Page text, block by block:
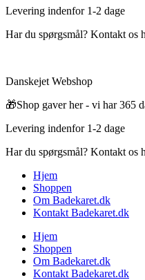
Levering indenfor 1-2 dage
Har du spørgsmål? Kontakt os
Danskejet Webshop
🎁Shop gaver her - vi har 365
Levering indenfor 1-2 dage
Har du spørgsmål? Kontakt os
Hjem
Shoppen
Om Badekaret.dk
Kontakt Badekaret.dk
Hjem
Shoppen
Om Badekaret.dk
Kontakt Badekaret.dk